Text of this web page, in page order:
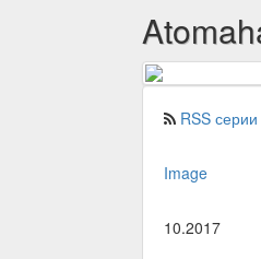
RSS серии
Image
10.2017